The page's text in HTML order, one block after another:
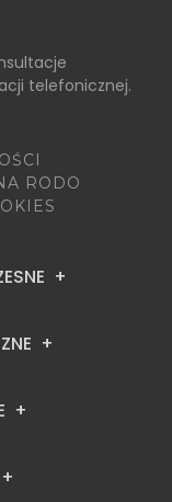
telefonicznej.
RODO